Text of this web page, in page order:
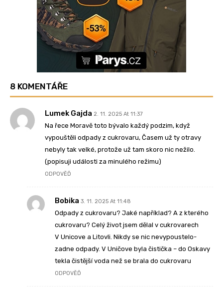
8 KOMENTÁŘE
Lumek Gajda 2. 11. 2025 At 11:37
Na řece Moravě toto bývalo každý podzim, když
vypouštěli odpady z cukrovaru, Časem už ty otravy
nebyly tak velké, protože už tam skoro nic nežilo.
(popisuji události za minulého režimu)
ODPOVĚĎ
Bobika 3. 11. 2025 At 11:48
Odpady z cukrovaru? Jaké například? A z kterého
cukrovaru? Celý život jsem dělal v cukrovarech
V Unicove a Litovli. Nikdy se nic nevypoustelo-
zadne odpady. V Uničove byla čistička – do Oskavy
tekla čistější voda než se brala do cukrovaru
ODPOVĚĎ